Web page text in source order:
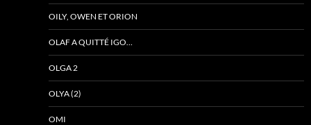
OILY, OWEN ET ORION
OLAF A QUITTÉ IGO…
OLGA 2
OLYA (2)
OMI